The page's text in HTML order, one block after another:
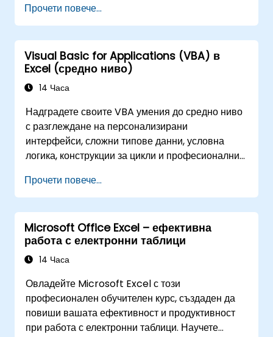
намаляват времето за дейности, извършвани
досега, и могат да ви помогнат да проектирате
приложение, което да изпълнява нови задачи.
Прочети повече...
Visual Basic for Applications (VBA) в
Excel (средно ниво)
14 Часа
Надградете своите VBA умения до средно ниво
с разглеждане на персонализирани
интерфейси, сложни типове данни, условна
логика, конструкции за цикли и професионални
обучение по VBA в Excel преподава стабилно
обработване на грешки, оптимизиране на
производителността, VBA потребителски форми
(UserForms) и автоматизация на работни
потоци чрез упражнения от реалния свят –
преодолявайки разликата от основни макроси
автоматизация за анализатори на данни,
професионалисти в отчитането и бизнес
потребители, търсещи корпоративни
възможности за електронни таблици.
Прочети повече...
Microsoft Office Excel – ефективна
работа с електронни таблици
14 Часа
Овладейте Microsoft Excel с този
професионален обучителен курс, създаден да
повиши вашата ефективност и продуктивност
при работа с електронни таблици. Научете